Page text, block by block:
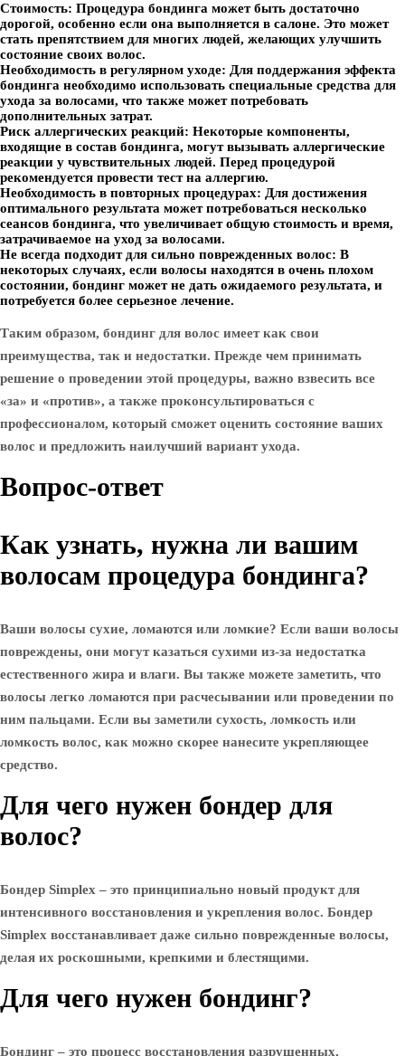
Стоимость: Процедура бондинга может быть достаточно
дорогой, особенно если она выполняется в салоне. Это может
стать препятствием для многих людей, желающих улучшить
состояние своих волос.
Необходимость в регулярном уходе: Для поддержания эффекта
бондинга необходимо использовать специальные средства для
ухода за волосами, что также может потребовать
дополнительных затрат.
Риск аллергических реакций: Некоторые компоненты,
входящие в состав бондинга, могут вызывать аллергические
реакции у чувствительных людей. Перед процедурой
рекомендуется провести тест на аллергию.
Необходимость в повторных процедурах: Для достижения
оптимального результата может потребоваться несколько
сеансов бондинга, что увеличивает общую стоимость и время,
затрачиваемое на уход за волосами.
Не всегда подходит для сильно поврежденных волос: В
некоторых случаях, если волосы находятся в очень плохом
состоянии, бондинг может не дать ожидаемого результата, и
потребуется более серьезное лечение.
Таким образом, бондинг для волос имеет как свои
преимущества, так и недостатки. Прежде чем принимать
решение о проведении этой процедуры, важно взвесить все
«за» и «против», а также проконсультироваться с
профессионалом, который сможет оценить состояние ваших
волос и предложить наилучший вариант ухода.
Вопрос-ответ
Как узнать, нужна ли вашим
волосам процедура бондинга?
Ваши волосы сухие, ломаются или ломкие? Если ваши волосы
повреждены, они могут казаться сухими из-за недостатка
естественного жира и влаги. Вы также можете заметить, что
волосы легко ломаются при расчесывании или проведении по
ним пальцами. Если вы заметили сухость, ломкость или
ломкость волос, как можно скорее нанесите укрепляющее
средство.
Для чего нужен бондер для
волос?
Бондер Simplex – это принципиально новый продукт для
интенсивного восстановления и укрепления волос. Бондер
Simplex восстанавливает даже сильно поврежденные волосы,
делая их роскошными, крепкими и блестящими.
Для чего нужен бондинг?
Бондинг – это процесс восстановления разрушенных,